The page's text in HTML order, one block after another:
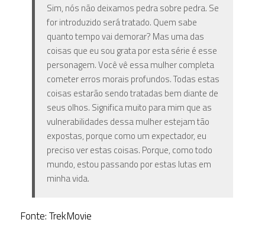
Sim, nós não deixamos pedra sobre pedra. Se
for introduzido será tratado. Quem sabe
quanto tempo vai demorar? Mas uma das
coisas que eu sou grata por esta série é esse
personagem. Você vê essa mulher completa
cometer erros morais profundos. Todas estas
coisas estarão sendo tratadas bem diante de
seus olhos. Significa muito para mim que as
vulnerabilidades dessa mulher estejam tão
expostas, porque como um expectador, eu
preciso ver estas coisas. Porque, como todo
mundo, estou passando por estas lutas em
minha vida.
Fonte: TrekMovie